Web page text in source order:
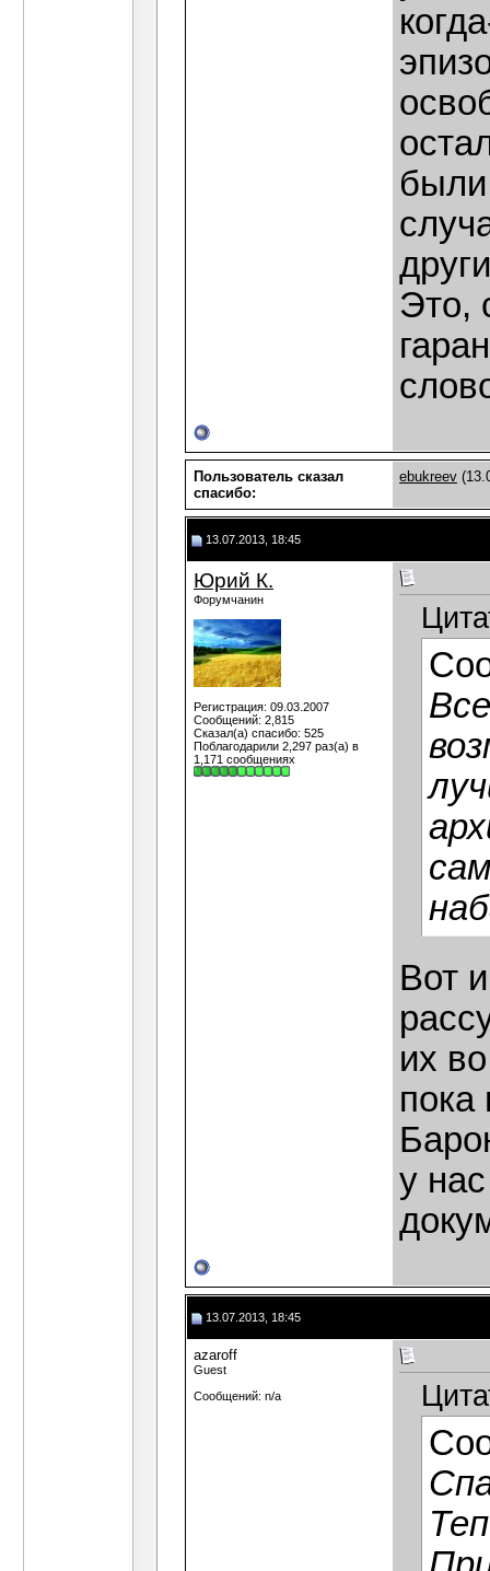
Это,
Пользователь сказал
cпасибо:
ebukreev
13.07.2013, 18:45
Юрий К.
Форумчанин
Регистрация: 09.03.2007
Сообщений: 2,815
Сказал(а) спасибо: 525
Поблагодарили 2,297 раз(а) в
1,171 сообщениях
Вот
их
пока
у
13.07.2013, 18:45
azaroff
Guest
Сообщений: n/a